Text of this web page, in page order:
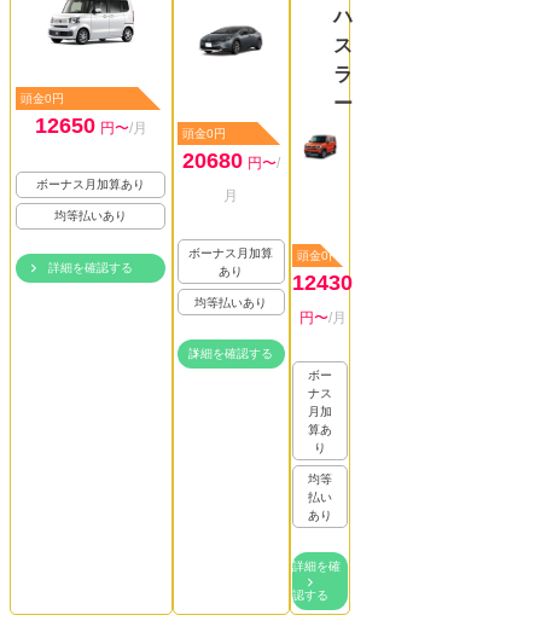
頭金0円
12650 円〜/月
ボーナス月加算あり
均等払いあり
詳細を確認する
頭金0円
20680 円〜/
月
ボーナス月加算
あり
均等払いあり
詳細を確認する
ハ
ス
ラ
ー
頭金0円
12430
円〜/月
ボー
ナス
月加
算あ
り
均等
払い
あり
詳細を確
認する